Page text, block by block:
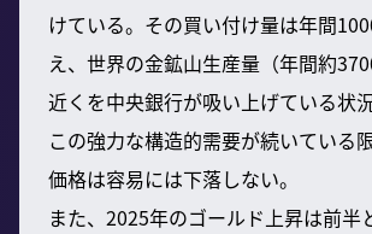
けている。その買い付け量は年間
え、世界の金鉱山生産量（年間約
近くを中央銀行が吸い上げている状況
この強力な構造的需要が続いている
価格は容易には下落しない。
また、2025年のゴールド上昇は前半